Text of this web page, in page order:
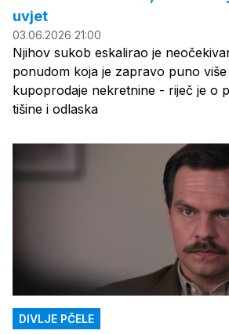
uvjet
03.06.2026 21:00
Njihov sukob eskalirao je
ponudom koja je zapravo puno
kupoprodaje nekretnine - riječ je o
tišine i odlaska
DIVLJE PČELE